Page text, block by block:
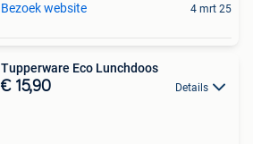
Bezoek website 4 mrt 25
Tupperware Eco Lunchdoos
€ 15,90 Details